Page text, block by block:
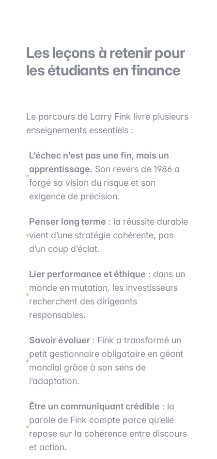
Les leçons à retenir pour
les étudiants en finance
Le parcours de Larry Fink livre plusieurs
enseignements essentiels :
L’échec n’est pas une fin, mais un
apprentissage. Son revers de 1986 a
forgé sa vision du risque et son
exigence de précision.
Penser long terme : la réussite durable
vient d’une stratégie cohérente, pas
d’un coup d’éclat.
Lier performance et éthique : dans un
monde en mutation, les investisseurs
recherchent des dirigeants
responsables.
Savoir évoluer : Fink a transformé un
petit gestionnaire obligataire en géant
mondial grâce à son sens de
l’adaptation.
Être un communiquant crédible : la
parole de Fink compte parce qu’elle
repose sur la cohérence entre discours
et action.